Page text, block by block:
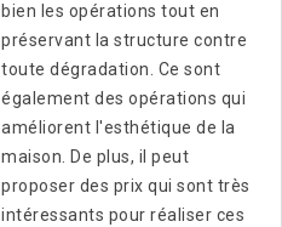
bien les opérations tout en
préservant la structure contre
toute dégradation. Ce sont
également des opérations qui
améliorent l'esthétique de la
maison. De plus, il peut
proposer des prix qui sont très
intéressants pour réaliser ces